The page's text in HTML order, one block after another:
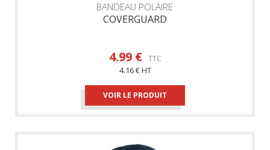
BANDEAU POLAIRE
COVERGUARD
4.99 € TTC
4.16 € HT
VOIR LE PRODUIT